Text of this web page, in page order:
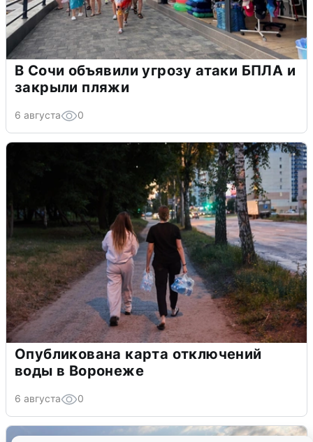
В Сочи объявили угрозу атаки БПЛА и
закрыли пляжи
6 августа 0
Опубликована карта отключений
воды в Воронеже
6 августа 0